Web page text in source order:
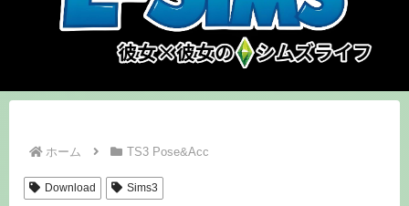
ホーム TS3 Pose&Acc
Download Sims3